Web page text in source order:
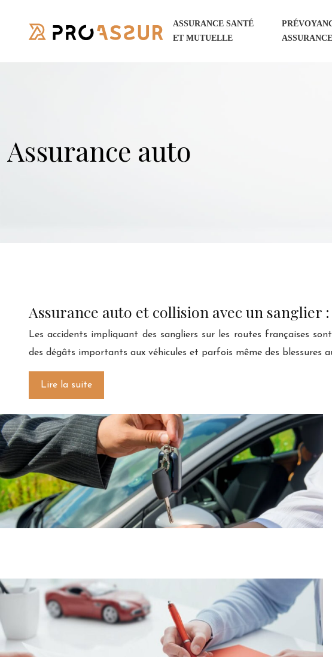
ASSURANCE SANTÉ
ET MUTUELLE
Assurance auto
Assurance auto et collision avec un sanglier
Les accidents impliquant des sangliers sur les routes françaises
des dégâts importants aux véhicules et parfois même des blessures
Lire la suite